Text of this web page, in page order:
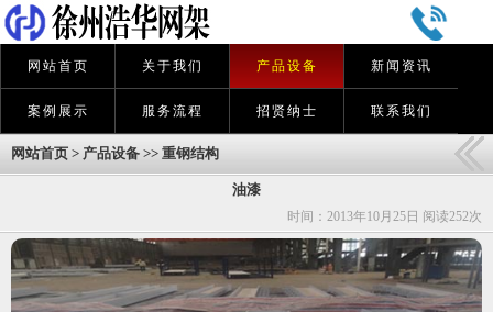
网站首页 关于我们 产品设备 新闻资讯
案例展示 服务流程 招贤纳士 联系我们
网站首页 > 产品设备 >> 重钢结构
油漆
时间：2013年10月25日 阅读252次